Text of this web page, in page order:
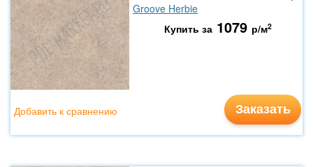
Groove Herbie
Купить за 1079 р/м2
Заказать
Добавить к сравнению